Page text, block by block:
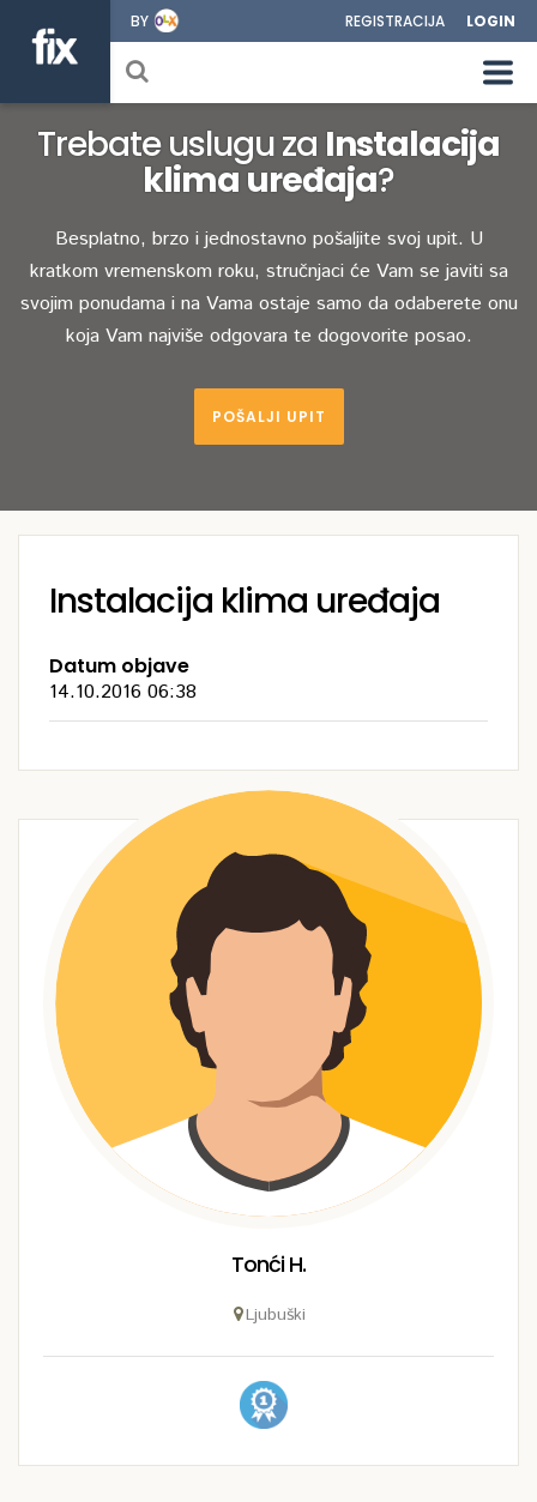
BY REGISTRACIJA LOGIN
Trebate uslugu za Instalacija
klima uređaja?
Besplatno, brzo i jednostavno pošaljite svoj upit. U
kratkom vremenskom roku, stručnjaci će Vam se javiti sa
svojim ponudama i na Vama ostaje samo da odaberete onu
koja Vam najviše odgovara te dogovorite posao.
POŠALJI UPIT
Instalacija klima uređaja
Datum objave
14.10.2016 06:38
Tonći H.
Ljubuški